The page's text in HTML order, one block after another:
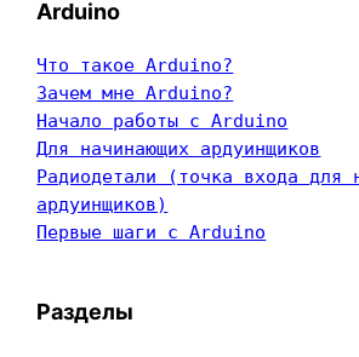
Arduino
Что такое Arduino?
Зачем мне Arduino?
Начало работы с Arduino
Для начинающих ардуинщиков
Радиодетали (точка входа для
ардуинщиков)
Первые шаги с Arduino
Разделы